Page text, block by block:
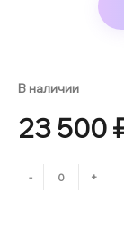
В наличии
23 500
- +